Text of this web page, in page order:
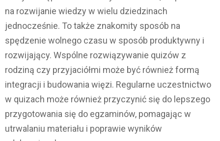
na rozwijanie wiedzy w wielu dziedzinach
jednocześnie. To także znakomity sposób na
spędzenie wolnego czasu w sposób produktywny i
rozwijający. Wspólne rozwiązywanie quizów z
rodziną czy przyjaciółmi może być również formą
integracji i budowania więzi. Regularne uczestnictwo
w quizach może również przyczynić się do lepszego
przygotowania się do egzaminów, pomagając w
utrwalaniu materiału i poprawie wyników